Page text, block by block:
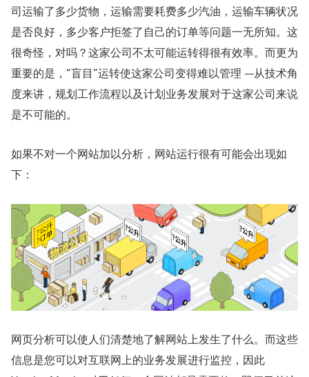
司运输了多少货物，运输需要耗费多少汽油，运输车辆状况
是否良好，多少客户拒签了自己的订单等问题一无所知。这
很奇怪，对吗？这家公司不太可能运转得很有效率。而更为
重要的是，“盲目”运转使这家公司变得难以管理 —从技术角
度来讲，规划工作流程以及计划业务发展对于这家公司来说
是不可能的。
如果不对一个网站加以分析，网站运行很有可能会出现如
下：
网页分析可以使人们清楚地了解网站上发生了什么。而这些
信息是您可以对互联网上的业务发展进行监控，因此